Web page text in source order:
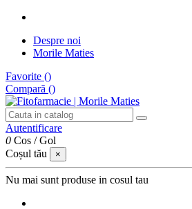
Despre noi
Morile Maties
Favorite ()
Compară ()
Autentificare
0 Cos /Gol
Coșul tău
×
Nu mai sunt produse in cosul tau